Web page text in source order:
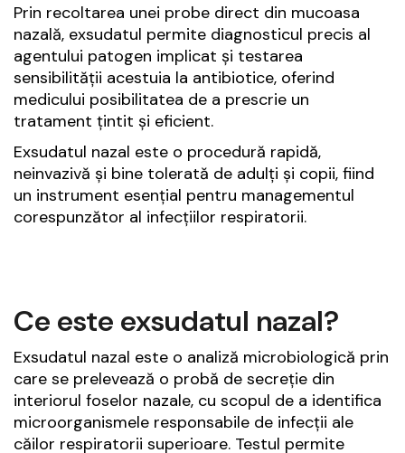
Prin recoltarea unei probe direct din mucoasa
nazală, exsudatul permite diagnosticul precis al
agentului patogen implicat și testarea
sensibilității acestuia la antibiotice, oferind
medicului posibilitatea de a prescrie un
tratament țintit și eficient.
Exsudatul nazal este o procedură rapidă,
neinvazivă și bine tolerată de adulți și copii, fiind
un instrument esențial pentru managementul
corespunzător al infecțiilor respiratorii.
Ce este exsudatul nazal?
Exsudatul nazal este o analiză microbiologică prin
care se prelevează o probă de secreție din
interiorul foselor nazale, cu scopul de a identifica
microorganismele responsabile de infecții ale
căilor respiratorii superioare. Testul permite